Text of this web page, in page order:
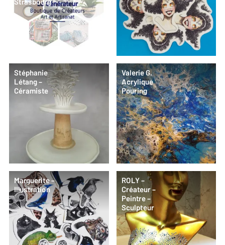
Strasbourg
Stéphanie
Létang –
Céramiste
Valerie G.
Acrylique
Pouring
Marguerite –
Illustration
ROLY –
Créateur –
Peintre –
Sculpteur